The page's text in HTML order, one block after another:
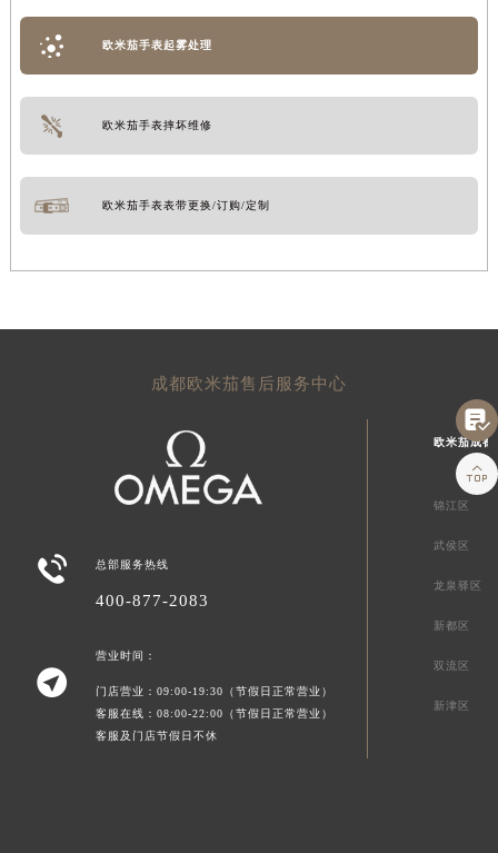
欧米茄手表起雾处理
欧米茄手表摔坏维修
欧米茄手表表带更换/订购/定制
成都欧米茄售后服务中心
 总部服务热线
400-877-2083

营业时间：
门店营业：09:00-19:30（节假日正常营业）
客服在线：08:00-22:00（节假日正常营业）
客服及门店节假日不休
欧米茄成
锦江区
武侯区
龙泉驿区
新都区
双流区
新津区

